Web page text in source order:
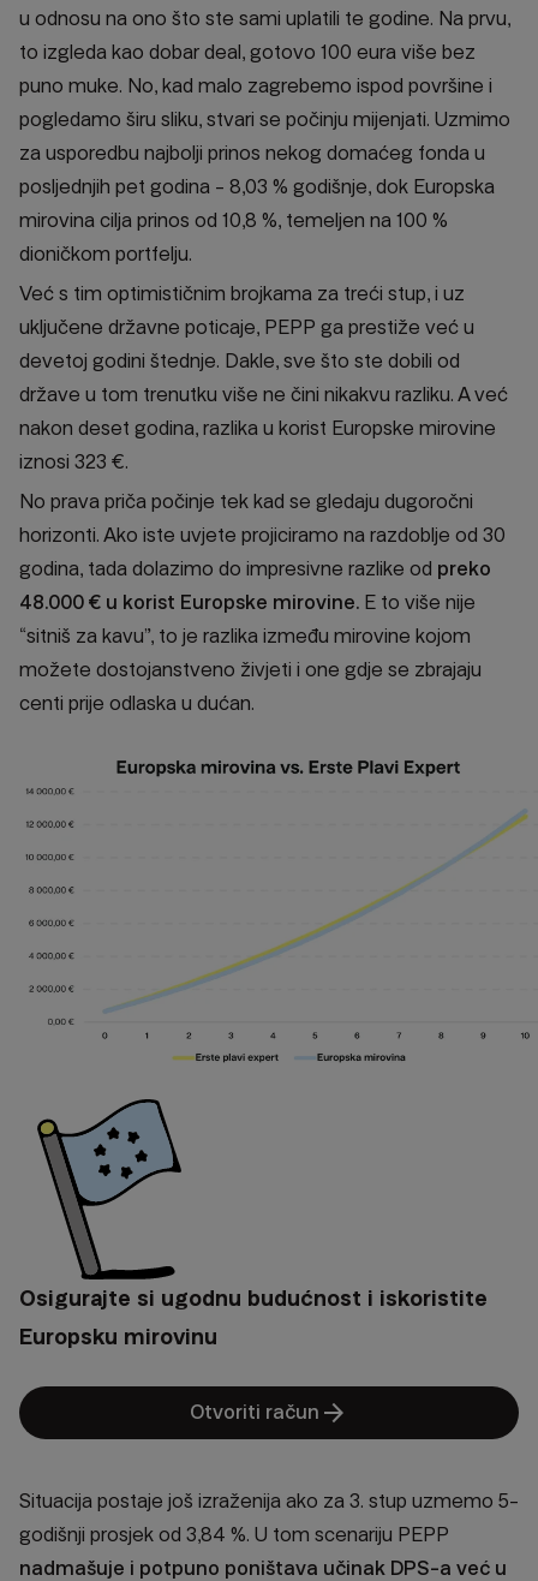
u odnosu na ono što ste sami uplatili te godine. Na prvu,
to izgleda kao dobar deal, gotovo 100 eura više bez
puno muke. No, kad malo zagrebemo ispod površine i
pogledamo širu sliku, stvari se počinju mijenjati. Uzmimo
za usporedbu najbolji prinos nekog domaćeg fonda u
posljednjih pet godina - 8,03 % godišnje, dok Europska
mirovina cilja prinos od 10,8 %, temeljen na 100 %
dioničkom portfelju.
Već s tim optimističnim brojkama za treći stup, i uz
uključene državne poticaje, PEPP ga prestiže već u
devetoj godini štednje. Dakle, sve što ste dobili od
države u tom trenutku više ne čini nikakvu razliku. A već
nakon deset godina, razlika u korist Europske mirovine
iznosi 323 €.
No prava priča počinje tek kad se gledaju dugoročni
horizonti. Ako iste uvjete projiciramo na razdoblje od 30
godina, tada dolazimo do impresivne razlike od preko
48.000 € u korist Europske mirovine. E to više nije
“sitniš za kavu”, to je razlika između mirovine kojom
možete dostojanstveno živjeti i one gdje se zbrajaju
centi prije odlaska u dućan.
Osigurajte si ugodnu budućnost i iskoristite
Europsku mirovinu
Otvoriti račun arrow_forward
Situacija postaje još izraženija ako za 3. stup uzmemo 5-
godišnji prosjek od 3,84 %. U tom scenariju PEPP
nadmašuje i potpuno poništava učinak DPS-a već u